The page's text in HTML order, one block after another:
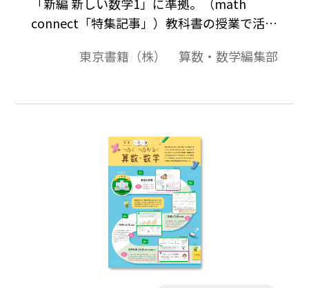
connect「特集記事」）教科書の授業で活用
ンテンツを用意しています。この動画では、
たします。ぜひ一度、コンテンツを活用して
東京書籍（株） 算数・数学編集部